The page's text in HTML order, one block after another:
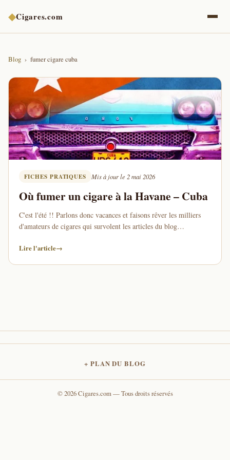
◆Cigares.com
Blog fumer cigare cuba
FICHES PRATIQUES Mis à jour le 2 mai 2026
Où fumer un cigare à la Havane – Cuba
C'est l'été !! Parlons donc vacances et faisons rêver les milliers
d'amateurs de cigares qui survolent les articles du blog
Lire l'article→
PLAN DU BLOG
© 2026 Cigares.com — Tous droits réservés